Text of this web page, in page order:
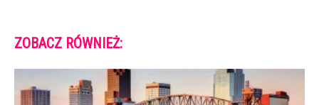
ZOBACZ RÓWNIEŻ: